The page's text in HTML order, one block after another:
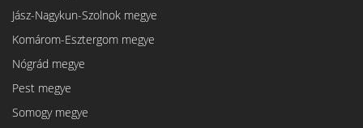
Jász-Nagykun-Szolnok megye
Komárom-Esztergom megye
Nógrád megye
Pest megye
Somogy megye